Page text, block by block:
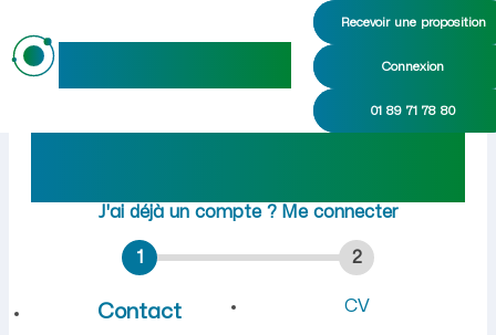
Recevoir une proposition
Connexion
01 89 71 78 80
Emploi à Sergy (Aisne) :
Rejoindre maideoàSergy
J'ai déjà un compte ? Me connecter
1
Contact
2
CV